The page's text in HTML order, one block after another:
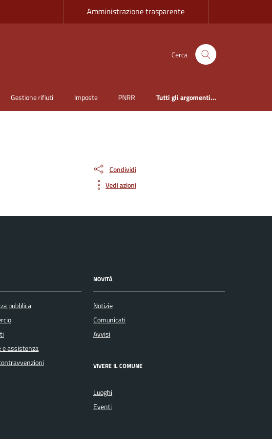
Amministrazione trasparente
Cerca
Gestione rifiuti Imposte PNRR Tutti gli argomenti...
Condividi
Vedi azioni
pubblica
e assistenza
NOVITÀ
Notizie
Comunicati
Avvisi
VIVERE IL COMUNE
Luoghi
Eventi